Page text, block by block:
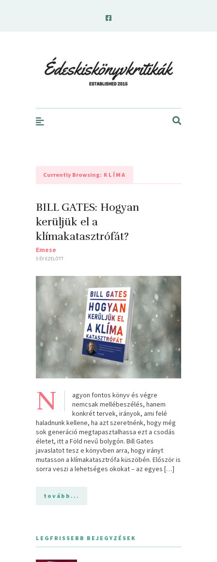
Currently Browsing: KLÍMA
BILL GATES: Hogyan
kerüljük el a
klímakatasztrófát?
Emese
5 ÉV EZELŐTT
N
agyon fontos könyv és végre
nemcsak mellébeszélés, hanem
konkrét tervek, irányok, ami felé
haladnunk kellene, ha azt szeretnénk, hogy még
sok generáció megtapasztalhassa ezt a csodás
életet, itt a Föld nevű bolygón. Bill Gates
javaslatot tesz e könyvben arra, hogy irányt
mutasson a klímakatasztrófa küszöbén. Először is
sorra veszi a lehetséges okokat – az egyes […]
tovább...
LEGFRISSEBB BEJEGYZÉSEK